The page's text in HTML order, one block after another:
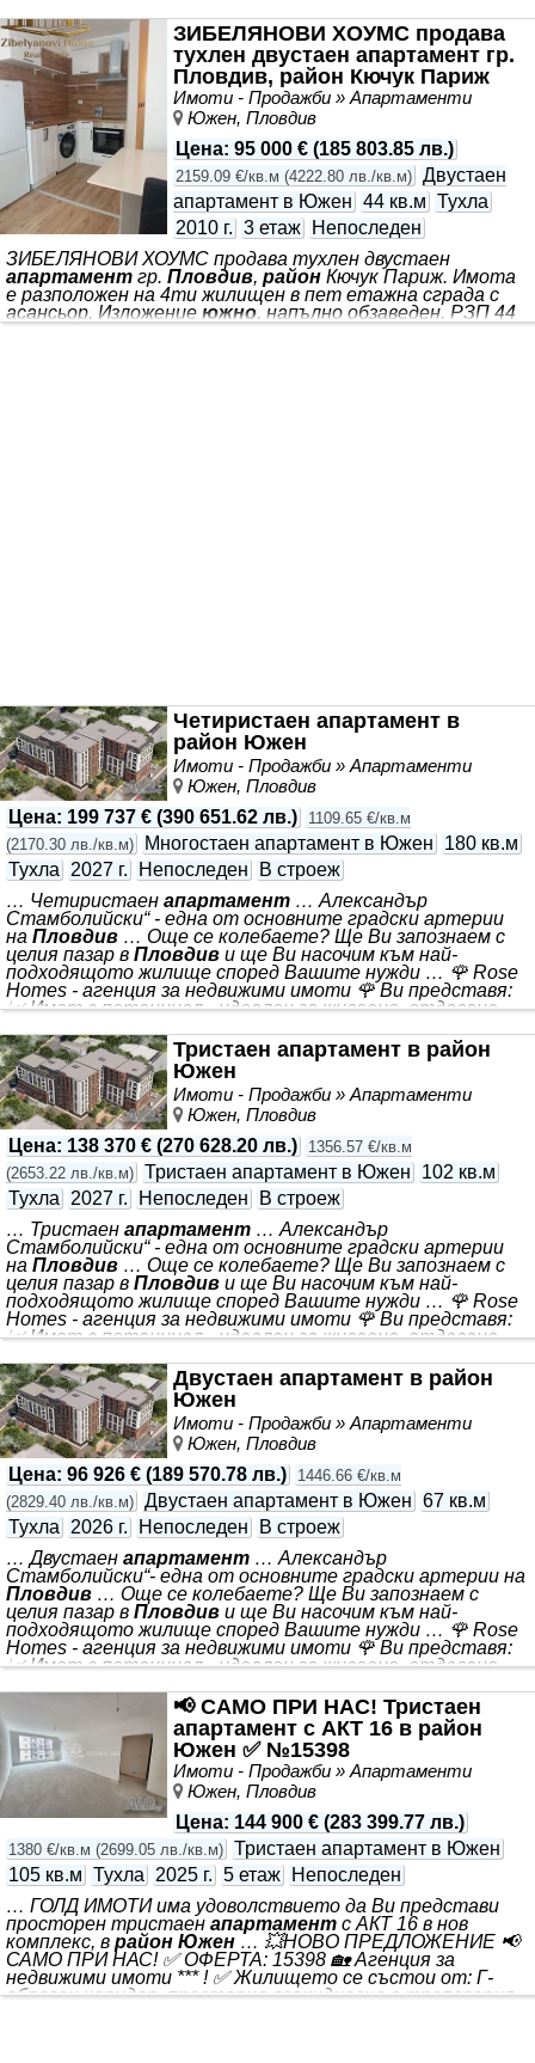
помещение и избено помещение. Цена - 135000 евро.
Реф. номер 984780 За огледи и повече информация се
свържете с нас на посоченият телефонен номер в
обявата, моля посочете референтният номер от
обявата.
ЗИБЕЛЯНОВИ ХОУМС продава
тухлен двустаен апартамент гр.
Пловдив, район Кючук Париж
Имоти - Продажби » Апартаменти
Южен, Пловдив
Цена: 95 000 € (185 803.85 лв.)
2159.09 €/кв.м (4222.80 лв./кв.м) Двустаен
апартамент в Южен 44 кв.м Тухла
2010 г. 3 етаж
Непоследен
ЗИБЕЛЯНОВИ ХОУМС продава тухлен двустаен
апартамент гр. Пловдив, район Кючук Париж. Имота
е разположен на 4ти жилищен в пет етажна сграда с
асансьор. Изложение южно, напълно обзаведен. РЗП 44
кв.м. състоящ се от входно антре, просторна
Четиристаен апартамент в
район Южен
Имоти - Продажби » Апартаменти
Южен, Пловдив
Цена: 199 737 € (390 651.62 лв.)
1109.65 €/кв.м
(2170.30 лв./кв.м) Многостаен апартамент в Южен
180 кв.м
Тухла
2027 г. Непоследен
В строеж
… Четиристаен апартамент … Александър
Стамболийски“ - една от основните градски артерии
на Пловдив … Още се колебаете? Ще Ви запознаем с
целия пазар в Пловдив и ще Ви насочим към най-
подходящото жилище според Вашите нужди … 🌹 Rose
Homes - агенция за недвижими имоти 🌹 Ви представя:
📈 Имот с потенциал - идеален за живеене, отдаване
💰 Цена: 199 737€ 📍Локация: Разположен на бул. „ *** .
Комплексът включва зелени площи и детска площадка,
които създават приятна среда за почивка и семейно
време. 🅿️ Паркирането е осигурено на 100% чрез
подземни и надземни
Тристаен апартамент в район
Южен
Имоти - Продажби » Апартаменти
Южен, Пловдив
Цена: 138 370 € (270 628.20 лв.)
1356.57 €/кв.м
(2653.22 лв./кв.м) Тристаен апартамент в Южен
102 кв.м
Тухла
2027 г. Непоследен
В строеж
… Тристаен апартамент … Александър
Стамболийски“ - една от основните градски артерии
на Пловдив … Още се колебаете? Ще Ви запознаем с
целия пазар в Пловдив и ще Ви насочим към най-
подходящото жилище според Вашите нужди … 🌹 Rose
Homes - агенция за недвижими имоти 🌹 Ви представя:
📈 Имот с потенциал - идеален за живеене, отдаване
💰 Цена: 138 370€ 📍Локация: Разположен на бул. „ *** .
Комплексът включва зелени площи и детска площадка,
които създават приятна среда за почивка и семейно
време. 🅿️ Паркирането е осигурено на 100% чрез
подземни и надземни
Двустаен апартамент в район
Южен
Имоти - Продажби » Апартаменти
Южен, Пловдив
Цена: 96 926 € (189 570.78 лв.)
1446.66 €/кв.м
(2829.40 лв./кв.м) Двустаен апартамент в Южен 67 кв.м
Тухла
2026 г. Непоследен
В строеж
… Двустаен апартамент … Александър
Стамболийски“- една от основните градски артерии на
Пловдив … Още се колебаете? Ще Ви запознаем с
целия пазар в Пловдив и ще Ви насочим към най-
подходящото жилище според Вашите нужди … 🌹 Rose
Homes - агенция за недвижими имоти 🌹 Ви представя:
📈 Имот с потенциал - идеален за живеене, отдаване
💰 Цена: 96 926€ 📍Локация: - Разположен на бул. „ *** .
Комплексът включва зелени площи и детска площадка,
които създават приятна среда за почивка и семейно
време. 🅿️ Паркирането е осигурено на 100% чрез
подземни и надземни паркоместа
📢 САМО ПРИ НАС! Тристаен
апартамент с АКТ 16 в район
Южен ✅ №15398
Имоти - Продажби » Апартаменти
Южен, Пловдив
Цена: 144 900 € (283 399.77 лв.)
1380 €/кв.м (2699.05 лв./кв.м) Тристаен апартамент в Южен
105 кв.м Тухла 2025 г. 5 етаж
Непоследен
… ГОЛД ИМОТИ има удоволствието да Ви представи
просторен тристаен апартамент с АКТ 16 в нов
комплекс, в район Южен … 💥НОВО ПРЕДЛОЖЕНИЕ 📢
САМО ПРИ НАС! ✅ ОФЕРТА: 15398 🏡 Агенция за
недвижими имоти *** ! ✅ Жилището се състои от: Г-
образен коридор, просторна всекидневна с трапезария